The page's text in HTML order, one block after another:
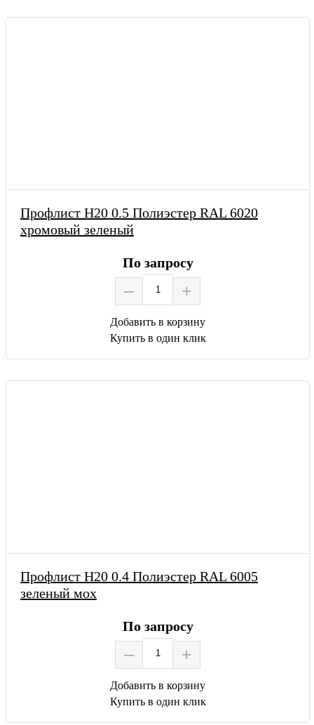
Профлист Н20 0.5 Полиэстер RAL 6020
хромовый зеленый
По запросу
– +
Добавить в корзину
Купить в один клик
Профлист Н20 0.4 Полиэстер RAL 6005
зеленый мох
По запросу
– +
Добавить в корзину
Купить в один клик